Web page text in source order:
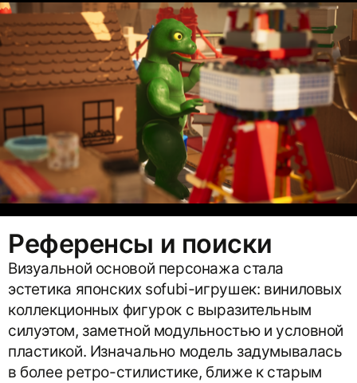
Референсы и поиски
Визуальной основой персонажа стала
эстетика японских sofubi-игрушек: виниловых
коллекционных фигурок с выразительным
силуэтом, заметной модульностью и условной
пластикой. Изначально модель задумывалась
в более ретро-стилистике, ближе к старым